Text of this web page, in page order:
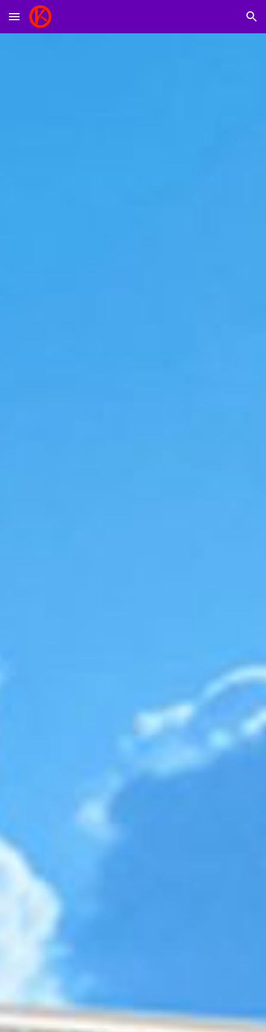
Skip to main content Skip to navigation